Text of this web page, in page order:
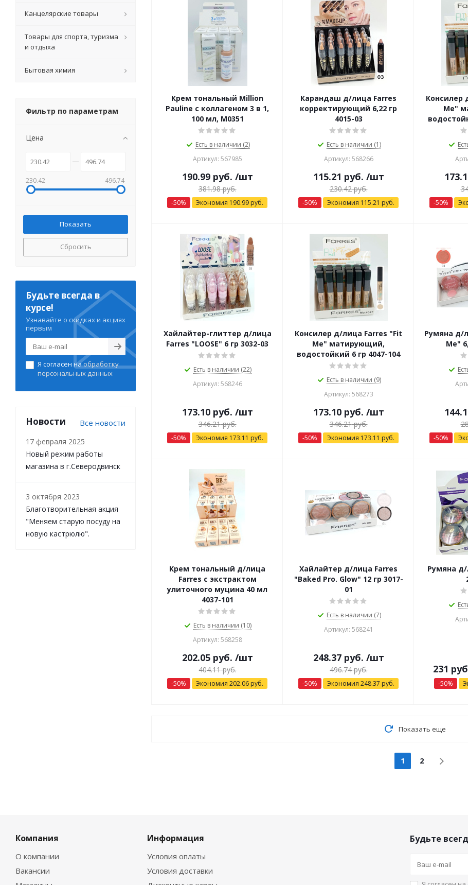
Крем тональный Million
Pauline с коллагеном 3 в 1,
100 мл, М0351
Есть в наличии (2)
Артикул: 567985
190.99руб. /шт
381.98руб.
-50% Экономия 190.99 руб.
Карандаш д/лица Farres
корректирующий 6,22 гр
4015-03
Есть в наличии (1)
Артикул: 568266
115.21 руб. /шт
230.42руб.
-50% Экономия 115.21 руб.
Консилер
Me"
-50%
Xайлайтер-глиттер д/лица
Farres "LOOSE" 6 гр 3032-03
Есть в наличии (22)
Артикул: 568246
173.10руб. /шт
346.21руб.
-50% Экономия 173.11 руб.
Консилер д/лица Farres "Fit
Me" матирующий,
водостойкий 6 гр 4047-104
Есть в наличии (9)
Артикул: 568273
173.10руб. /шт
346.21руб.
-50% Экономия 173.11 руб.
Румяна д/
Me"
-50%
Крем тональный д/лица
Farres с экстрактом
улиточного муцина 40 мл
4037-101
Есть в наличии (10)
Артикул: 568258
202.05руб. /шт
404.11руб.
-50% Экономия 202.06 руб.
Xайлайтер д/лица Farres
"Baked Pro. Glow" 12 гр 3017-
01
Есть в наличии (7)
Артикул: 568241
248.37руб. /шт
496.74руб.
-50% Экономия 248.37 руб.
Румяна д/
231
-50%
Показать еще
1 2
Канцелярские товары
Товары для спорта, туризма
и отдыха
Бытовая химия
Фильтр по параметрам
Цена
230.42 496.74
Сбросить
Будьте всегда в
курсе!
Узнавайте о скидках и акциях
первым
Я согласен наобработку
персональных данных
Новости Все новости
17 февраля 2025
Новый режим работы
магазина в г.Северодвинск
3 октября 2023
Благотворительная акция
"Меняем старую посуду на
новую кастрюлю".
Компания
О компании
Вакансии
Информация
Условия оплаты
Условия доставки
Будьте